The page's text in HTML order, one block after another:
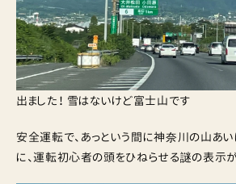
出ました！ 雪はないけど富士山です
安全運転で、あっという間に神奈川の山あ
に、運転初心者の頭をひねらせる謎の表示が